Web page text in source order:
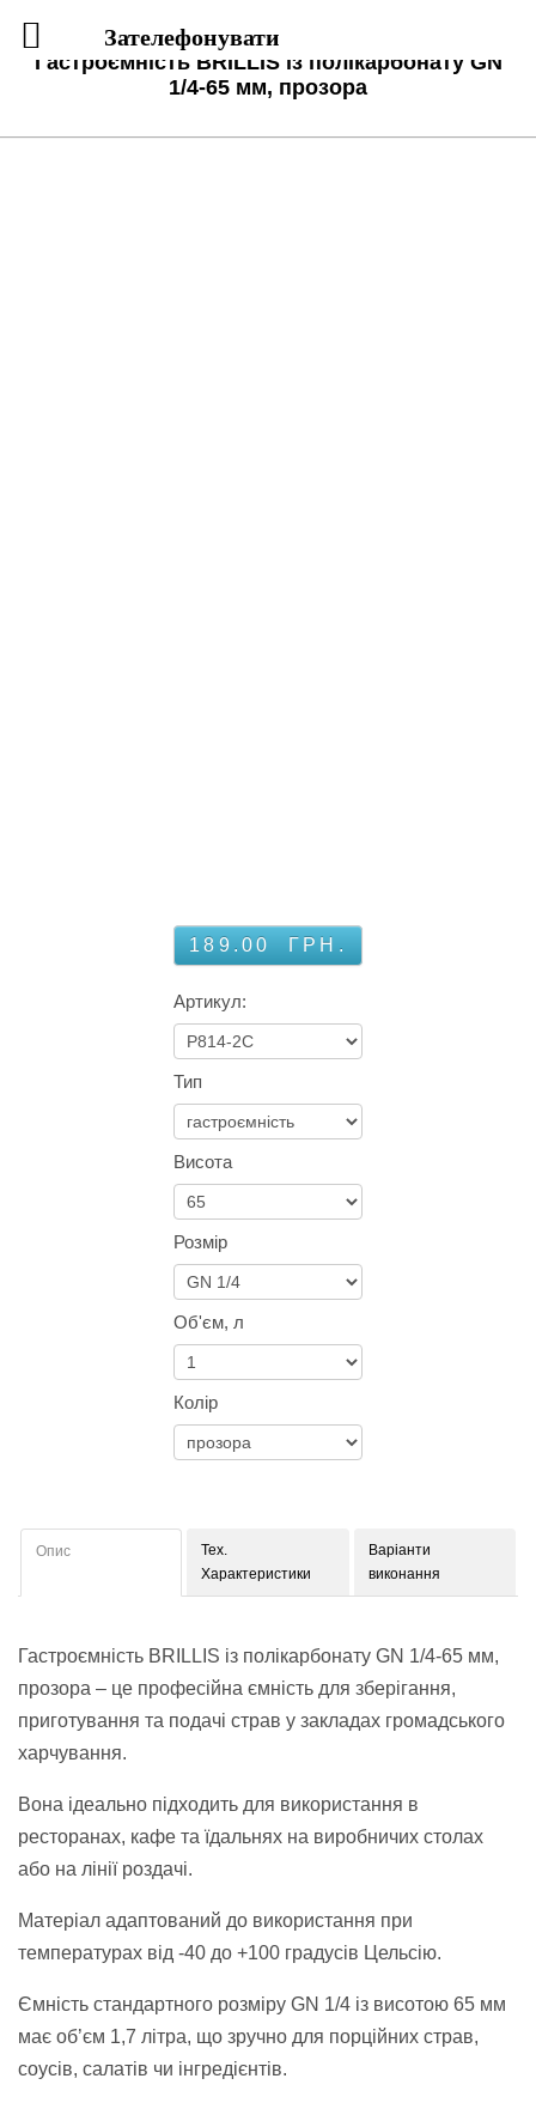
Гастроємність BRILLIS із полікарбонату GN
1/4-65 мм, прозора
189.00 ГРН.
Артикул:
Тип
Висота
Розмір
Об'єм, л
Колір
Опис
Тех.
Характеристики
Варіанти
виконання
Гастроємність BRILLIS із полікарбонату GN 1/4-65 мм,
прозора – це професійна ємність для зберігання,
приготування та подачі страв у закладах громадського
харчування.
Вона ідеально підходить для використання в
ресторанах, кафе та їдальнях на виробничих столах
або на лінії роздачі.
Матеріал адаптований до використання при
температурах від -40 до +100 градусів Цельсію.
Ємність стандартного розміру GN 1/4 із висотою 65 мм
має об’єм 1,7 літра, що зручно для порційних страв,
соусів, салатів чи інгредієнтів.
Зателефонувати